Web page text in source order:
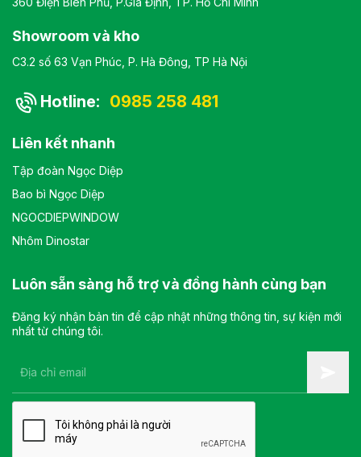
Showroom và kho
C3.2 số 63 Vạn Phúc, P. Hà Đông, TP Hà Nội
Hotline: 0985 258 481
Liên kết nhanh
Tập đoàn Ngọc Diệp
Bao bì Ngọc Diệp
NGOCDIEPWINDOW
Nhôm Dinostar
Luôn sẵn sàng hỗ trợ và đồng hành cùng bạn
Đăng ký nhận bản tin để cập nhật những thông tin, sự kiện mới
nhất từ chúng tôi.